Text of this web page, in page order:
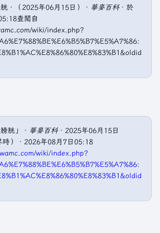
．（2025年06月15日）． 華麥百科．於
查閲自
wiki/index.php?
胱」． 華麥百科．2025年06月15日
時）．2026年08月7日05:18
wiki/index.php?